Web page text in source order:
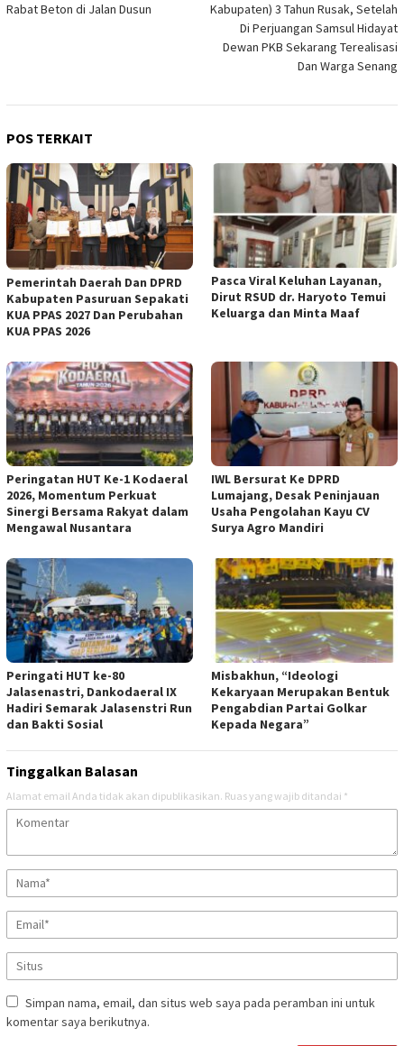
Rabat Beton di Jalan Dusun
Kabupaten) 3 Tahun Rusak, Setelah
Di Perjuangan Samsul Hidayat
Dewan PKB Sekarang Terealisasi
Dan Warga Senang
POS TERKAIT
Pemerintah Daerah Dan DPRD
Kabupaten Pasuruan Sepakati
KUA PPAS 2027 Dan Perubahan
KUA PPAS 2026
Pasca Viral Keluhan Layanan,
Dirut RSUD dr. Haryoto Temui
Keluarga dan Minta Maaf
Peringatan HUT Ke-1 Kodaeral
2026, Momentum Perkuat
Sinergi Bersama Rakyat dalam
Mengawal Nusantara
IWL Bersurat Ke DPRD
Lumajang, Desak Peninjauan
Usaha Pengolahan Kayu CV
Surya Agro Mandiri
Peringati HUT ke-80
Jalasenastri, Dankodaeral IX
Hadiri Semarak Jalasenstri Run
dan Bakti Sosial
Misbakhun, “Ideologi
Kekaryaan Merupakan Bentuk
Pengabdian Partai Golkar
Kepada Negara”
Tinggalkan Balasan
Alamat email Anda tidak akan dipublikasikan. Ruas yang wajib ditandai *
Simpan nama, email, dan situs web saya pada peramban ini untuk
komentar saya berikutnya.